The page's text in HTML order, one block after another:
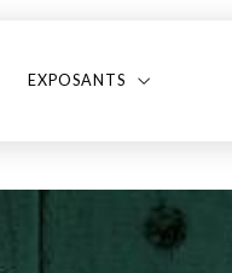
EXPOSANTS